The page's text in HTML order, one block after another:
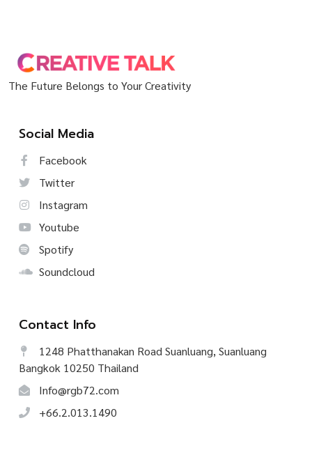
The Future Belongs to Your Creativity
Social Media
Facebook
Twitter
Instagram
Youtube
Spotify
Soundcloud
Contact Info
1248 Phatthanakan Road Suanluang, Suanluang
Bangkok 10250 Thailand
Info@rgb72.com
+66.2.013.1490